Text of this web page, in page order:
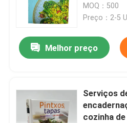
Laminated
para
MOQ：500
Preço：2-5
Melhor preço
Serviços
cozinha